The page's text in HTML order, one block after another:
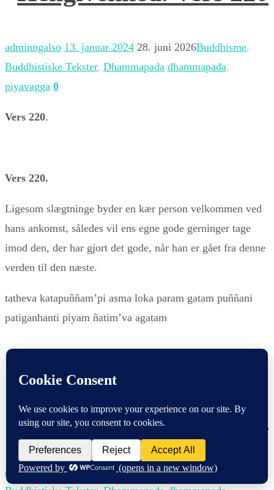
adminngalso 13. januar 2024 28. juni 2026Buddhisme,
Buddhistiske Tekster, Dhammapada dhammapada,
piyavagga 0
Vers 220.
Vers 220.
Ligesom slægtninge byder en kær person velkommen ved
hans ankomst, således vil ens egne gode gerninger tage
imod den, der har gjort det gode, når han er gået fra denne
verden til den næste.
tatheva katapuññam’pi asma loka param gatam puññani
patiganhanti piyam ñatim’va agatam
Dhp.XVI Piyavagga.
Hengivenhed. Vers 219
adminngalso 6. januar 2024 28. juni 2026Buddhisme